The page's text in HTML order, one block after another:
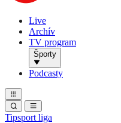
Live
Archív
TV program
Športy
Podcasty
Tipsport liga